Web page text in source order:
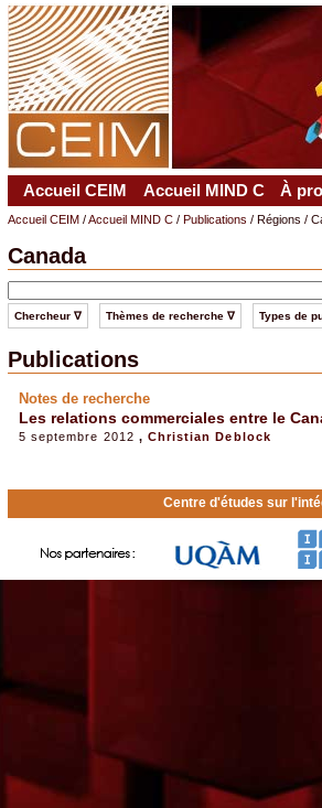
Accueil CEIM Accueil MIND C À
Accueil CEIM/Accueil MIND C/ Publications / Régions /
Canada
Chercheur ∇ Thèmes de recherche ∇ Types de
Publications
Notes de recherche
Les relations commerciales entre le
5 septembre 2012 , Christian Deblock
Centre d'études sur